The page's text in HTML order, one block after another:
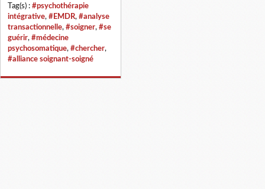
Tag(s) : #psychothérapie
intégrative, #EMDR, #analyse
transactionnelle, #soigner, #se
guérir, #médecine
psychosomatique, #chercher,
#alliance soignant-soigné